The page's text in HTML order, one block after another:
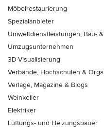
Möbelrestaurierung
Spezialanbieter
Umweltdienstleistungen, Bau-
Umzugsunternehmen
3D-Visualisierung
Verbände, Hochschulen &
Verlage, Magazine & Blogs
Weinkeller
Elektriker
Lüftungs- und Heizungsbauer